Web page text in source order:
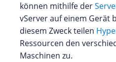
können mithilfe der
vServer auf einem Gerät
diesem Zweck teilen
Ressourcen den
Maschinen zu.